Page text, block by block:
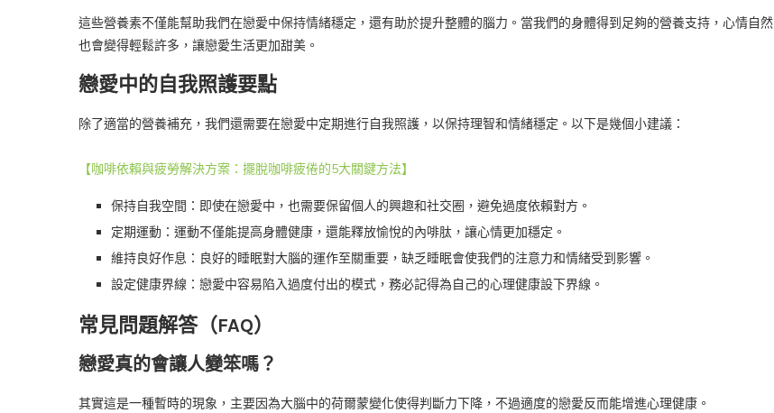
這些營養素不僅能幫助我們在戀愛中保持情緒穩定，還有助於提升整體的腦力。當我們的身體得到足夠的營養支持，心情自然
也會變得輕鬆許多，讓戀愛生活更加甜美。
戀愛中的自我照護要點
除了適當的營養補充，我們還需要在戀愛中定期進行自我照護，以保持理智和情緒穩定。以下是幾個小建議：
【咖啡依賴與疲勞解決方案：擺脫咖啡疲倦的5大關鍵方法】
保持自我空間：即使在戀愛中，也需要保留個人的興趣和社交圈，避免過度依賴對方。
定期運動：運動不僅能提高身體健康，還能釋放愉悅的內啡肽，讓心情更加穩定。
維持良好作息：良好的睡眠對大腦的運作至關重要，缺乏睡眠會使我們的注意力和情緒受到影響。
設定健康界線：戀愛中容易陷入過度付出的模式，務必記得為自己的心理健康設下界線。
常見問題解答（FAQ）
戀愛真的會讓人變笨嗎？
其實這是一種暫時的現象，主要因為大腦中的荷爾蒙變化使得判斷力下降，不過適度的戀愛反而能增進心理健康。